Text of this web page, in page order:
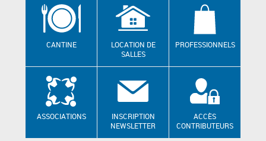
CANTINE
LOCATION DE
SALLES
PROFESSIONNELS
ASSOCIATIONS
INSCRIPTION
NEWSLETTER
ACCÈS
CONTRIBUTEURS